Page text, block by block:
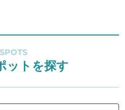
SPOTS
ットを探す